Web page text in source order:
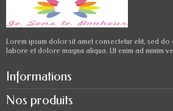
Lorem ipsum dolor sit amet consectetur elit, sed do
labore et dolore magna aliqua. Ut enim ad minim
Informations
Nos produits